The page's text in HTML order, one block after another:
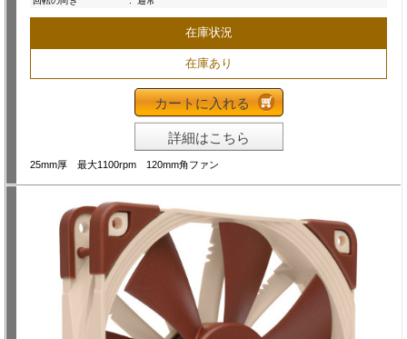
在庫状況
在庫あり
カートに入れる
詳細はこちら
25mm厚 最大1100rpm 120mm角ファン